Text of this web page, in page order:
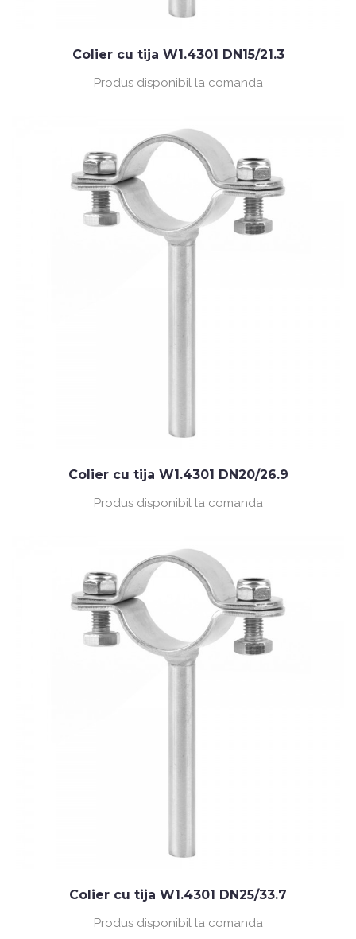
Colier cu tija W1.4301 DN15/21.3
Produs disponibil la comanda
Colier cu tija W1.4301 DN20/26.9
Produs disponibil la comanda
Colier cu tija W1.4301 DN25/33.7
Produs disponibil la comanda